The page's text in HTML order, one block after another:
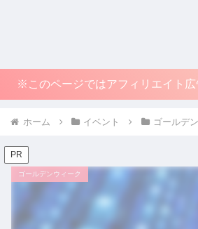
※このページではアフィリエイト
ホーム イベント ゴールデ
PR
ゴールデンウィーク